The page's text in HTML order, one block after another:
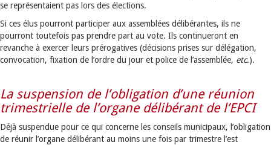
se représentaient pas lors des élections.
Si ces élus pourront participer aux assemblées délibérantes, ils ne
pourront toutefois pas prendre part au vote. Ils continueront en
revanche à exercer leurs prérogatives (décisions prises sur délégation,
convocation, fixation de l’ordre du jour et police de l’assemblée, etc.).
La suspension de l’obligation d’une réunion
trimestrielle de l’organe délibérant de l’EPCI
Déjà suspendue pour ce qui concerne les conseils municipaux, l’obligation
de réunir l’organe délibérant au moins une fois par trimestre l’est